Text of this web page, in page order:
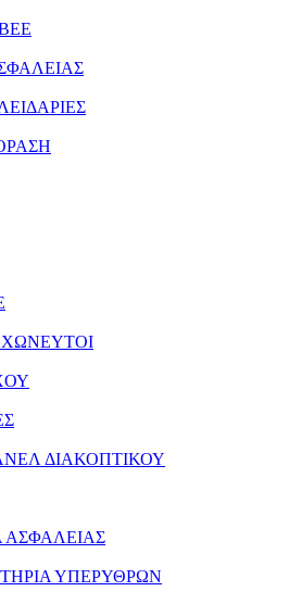
ΔΙΑΚΟΠΤΙΚΟΥ
ΥΠΕΡΥΘΡΩΝ